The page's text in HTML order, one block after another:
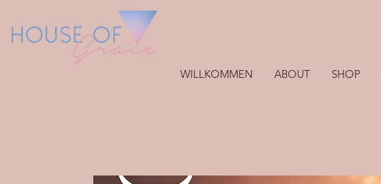
WILLKOMMEN ABOUT SHOP